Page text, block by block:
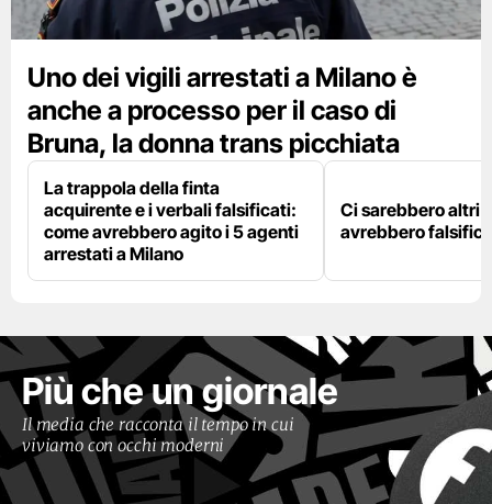
Uno dei vigili arrestati a Milano è
anche a processo per il caso di
Bruna, la donna trans picchiata
La trappola della finta
acquirente e i verbali falsificati:
come avrebbero agito i 5 agenti
arrestati a Milano
Ci sarebbero altri
avrebbero
Più che un giornale
Il media che racconta il tempo in cui
viviamo con occhi moderni